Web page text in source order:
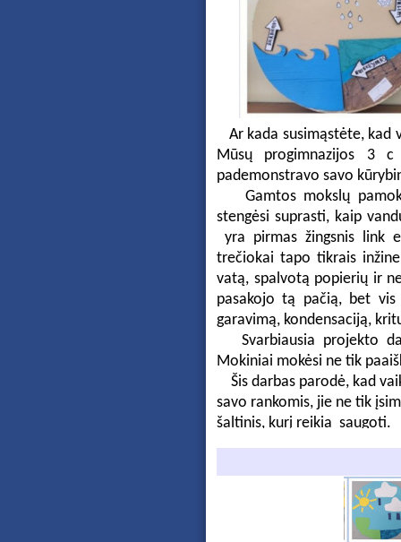
Ar kada susimąstėte, kad
Mūsų progimnazijos 3
pademonstravo savo
Gamtos mokslų
stengėsi suprasti, kaip
yra pirmas žingsnis link
trečiokai tapo tikrais
vatą, spalvotą popierių ir
pasakojo tą pačią, bet
garavimą, kondensaciją,
Svarbiausia projekto
Mokiniai mokėsi ne tik
Šis darbas parodė, kad
savo rankomis, jie ne tik
šaltinis, kurį reikia saugoti.